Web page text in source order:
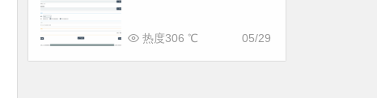
05/29
热度306 ℃